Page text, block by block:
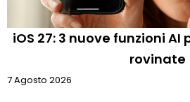
iOS 27: 3 nuove funzioni
rovinate
7 Agosto 2026